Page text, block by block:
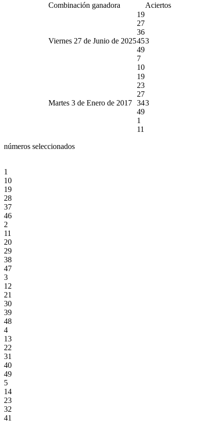
Combinación ganadora Aciertos
Viernes 27 de Junio de 2025
19
27
36
45
49
7
10
3
Martes 3 de Enero de 2017
19
23
27
34
49
1
11
3
números seleccionados
1
10
19
28
37
46
2
11
20
29
38
47
3
12
21
30
39
48
4
13
22
31
40
49
5
14
23
32
41